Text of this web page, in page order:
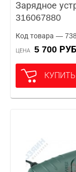
Зарядное
316067880
Код товара —
ЦЕНА 5 700
КУПИТЬ